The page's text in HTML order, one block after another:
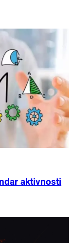
aktivnosti